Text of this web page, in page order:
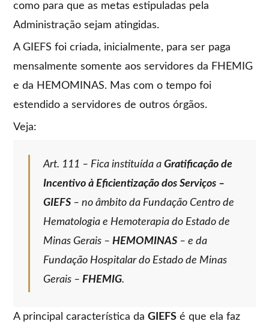
como para que as metas estipuladas pela
Administração sejam atingidas.
A GIEFS foi criada, inicialmente, para ser paga
mensalmente somente aos servidores da FHEMIG
e da HEMOMINAS. Mas com o tempo foi
estendido a servidores de outros órgãos.
Veja:
Art. 111 – Fica instituída aGratificação de
Incentivo à Eficientização dos Serviços –
GIEFS – no âmbito da Fundação Centro de
Hematologia e Hemoterapia do Estado de
Minas Gerais –HEMOMINAS – e da
Fundação Hospitalar do Estado de Minas
Gerais –FHEMIG.
A principal característica daGIEFS é que ela faz